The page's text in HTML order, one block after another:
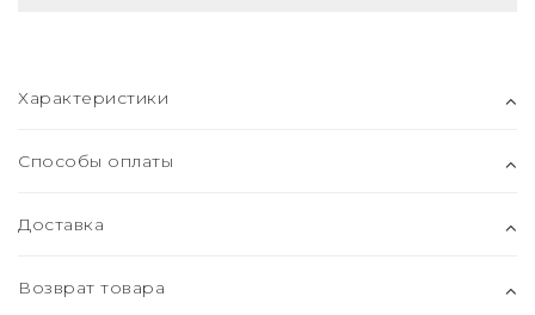
Характеристики
Способы оплаты
Доставка
Возврат товара